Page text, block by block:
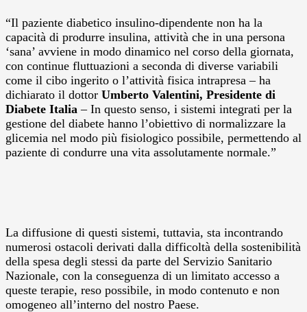
“Il paziente diabetico insulino-dipendente non ha la
capacità di produrre insulina, attività che in una persona
‘sana’ avviene in modo dinamico nel corso della giornata,
con continue fluttuazioni a seconda di diverse variabili
come il cibo ingerito o l’attività fisica intrapresa – ha
dichiarato il dottor Umberto Valentini, Presidente di
Diabete Italia – In questo senso, i sistemi integrati per la
gestione del diabete hanno l’obiettivo di normalizzare la
glicemia nel modo più fisiologico possibile, permettendo al
paziente di condurre una vita assolutamente normale.”
La diffusione di questi sistemi, tuttavia, sta incontrando
numerosi ostacoli derivati dalla difficoltà della sostenibilità
della spesa degli stessi da parte del Servizio Sanitario
Nazionale, con la conseguenza di un limitato accesso a
queste terapie, reso possibile, in modo contenuto e non
omogeneo all’interno del nostro Paese.